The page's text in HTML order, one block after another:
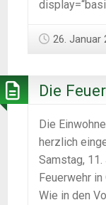
26. Januar
Die
Die
herzlich
Samstag,
Feuerwehr
Wie in den